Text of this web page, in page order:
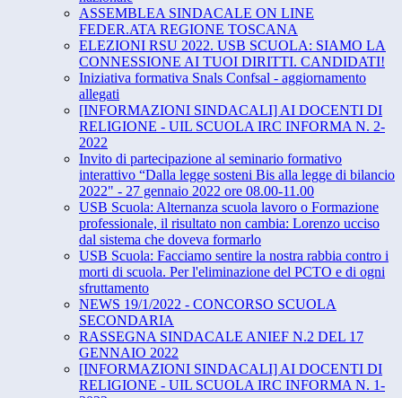
ASSEMBLEA SINDACALE ON LINE
FEDER.ATA REGIONE TOSCANA
ELEZIONI RSU 2022. USB SCUOLA: SIAMO LA
CONNESSIONE AI TUOI DIRITTI. CANDIDATI!
Iniziativa formativa Snals Confsal - aggiornamento
allegati
[INFORMAZIONI SINDACALI] AI DOCENTI DI
RELIGIONE - UIL SCUOLA IRC INFORMA N. 2-
2022
Invito di partecipazione al seminario formativo
interattivo “​Dalla legge sosteni Bis alla legge di bilancio
2022" - 27 ​gennaio 2022​ ore ​08.00-11.00
USB Scuola: Alternanza scuola lavoro o Formazione
professionale, il risultato non cambia: Lorenzo ucciso
dal sistema che doveva formarlo
USB Scuola: Facciamo sentire la nostra rabbia contro i
morti di scuola. Per l'eliminazione del PCTO e di ogni
sfruttamento
NEWS 19/1/2022 - CONCORSO SCUOLA
SECONDARIA
RASSEGNA SINDACALE ANIEF N.2 DEL 17
GENNAIO 2022
[INFORMAZIONI SINDACALI] AI DOCENTI DI
RELIGIONE - UIL SCUOLA IRC INFORMA N. 1-